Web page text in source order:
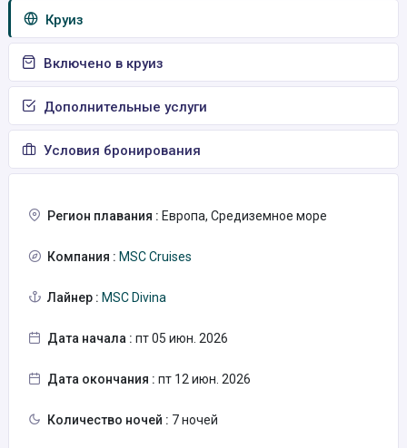
Круиз
Включено в круиз
Дополнительные услуги
Условия бронирования
Регион плавания : Европа, Средиземное море
Компания : MSC Cruises
Лайнер : MSC Divina
Дата начала : пт 05 июн. 2026
Дата окончания : пт 12 июн. 2026
Количество ночей : 7 ночей